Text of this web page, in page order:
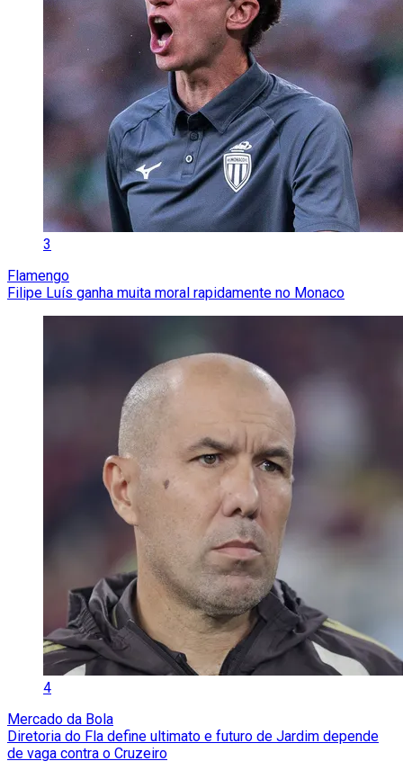
3
Flamengo
Filipe Luís ganha muita moral rapidamente no Monaco
4
Mercado da Bola
Diretoria do Fla define ultimato e futuro de Jardim depende
de vaga contra o Cruzeiro